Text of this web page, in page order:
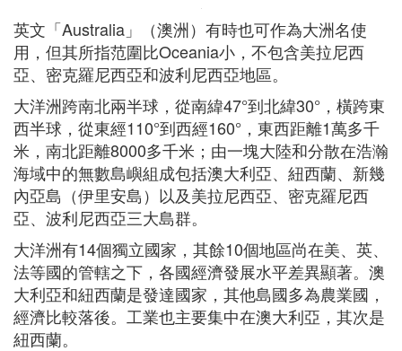
英文「Australia」（澳洲）有時也可作為大洲名使
用，但其所指范圍比Oceania小，不包含美拉尼西
亞、密克羅尼西亞和波利尼西亞地區。
大洋洲跨南北兩半球，從南緯47°到北緯30°，橫跨東
西半球，從東經110°到西經160°，東西距離1萬多千
米，南北距離8000多千米；由一塊大陸和分散在浩瀚
海域中的無數島嶼組成包括澳大利亞、紐西蘭、新幾
內亞島（伊里安島）以及美拉尼西亞、密克羅尼西
亞、波利尼西亞三大島群。
大洋洲有14個獨立國家，其餘10個地區尚在美、英、
法等國的管轄之下，各國經濟發展水平差異顯著。澳
大利亞和紐西蘭是發達國家，其他島國多為農業國，
經濟比較落後。工業也主要集中在澳大利亞，其次是
紐西蘭。